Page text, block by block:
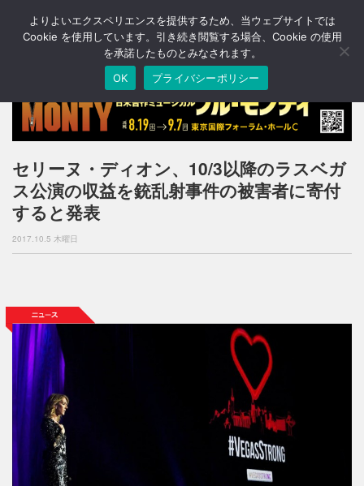
T
o
n
a
v
i
g
a
n
セリーヌ・ディオン、10/3以降のラスベガ
ス公演の収益を銃乱射事件の被害者に寄付
すると発表
2017.10.5 木曜日
よりよいエクスペリエンスを提供するため、当ウェブサイトでは
Cookie を使用しています。引き続き閲覧する場合、Cookie の使用
を承諾したものとみなされます。
OK
プライバシーポリシー